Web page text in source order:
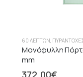
60 ΛΕΠΤΏΝ,
Μονόφυλλη
mm
372.00€